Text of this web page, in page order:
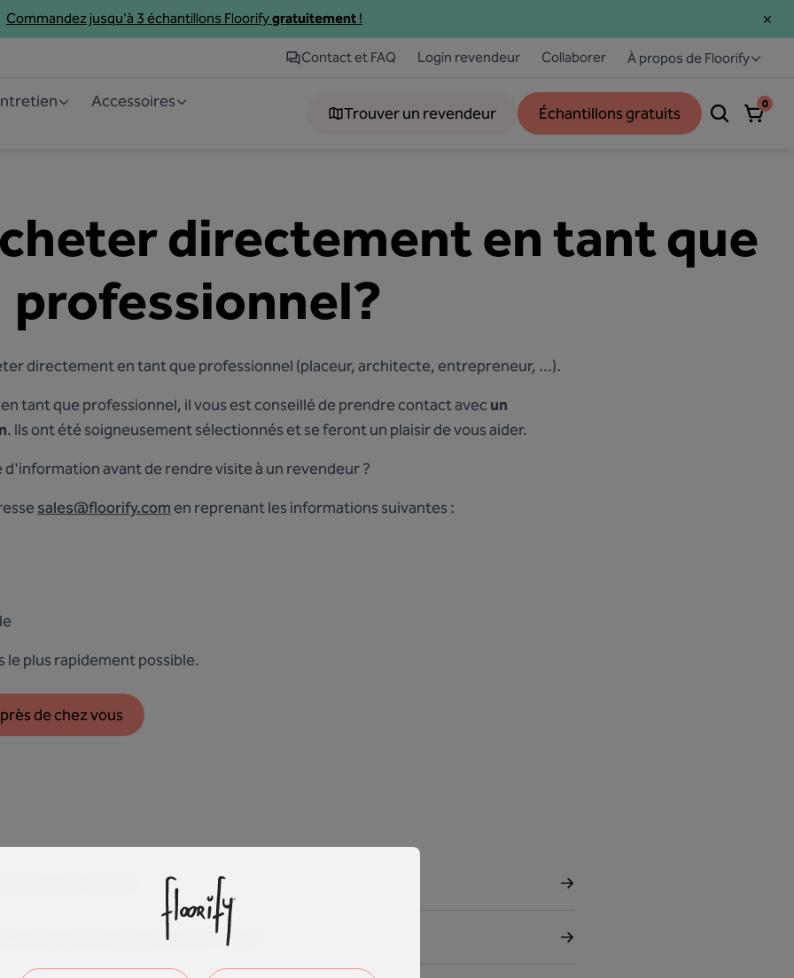
Commandez jusqu'à 3 échantillons Floorifygratuitement !
Contact et FAQ Login revendeur Collaborer À propos de Floorify
Accessoires
Trouver un revendeur Échantillons gratuits 0
directement en tant que
professionnel?
directement en tant que professionnel (placeur, architecte, entrepreneur, ...).
tant que professionnel, il vous est conseillé de prendre contact avec un
. Ils ont été soigneusement sélectionnés et se feront un plaisir de vous aider.
d'information avant de rendre visite à un revendeur ?
sales@floorify.com en reprenant les informations suivantes :
plus rapidement possible.
de chez vous
à bâton rompu?
dalles et des planches en vinyle ?